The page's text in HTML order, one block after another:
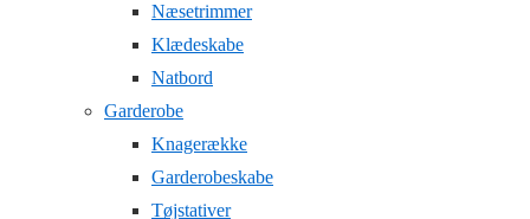
Næsetrimmer
Klædeskabe
Natbord
Garderobe
Knagerække
Garderobeskabe
Tøjstativer